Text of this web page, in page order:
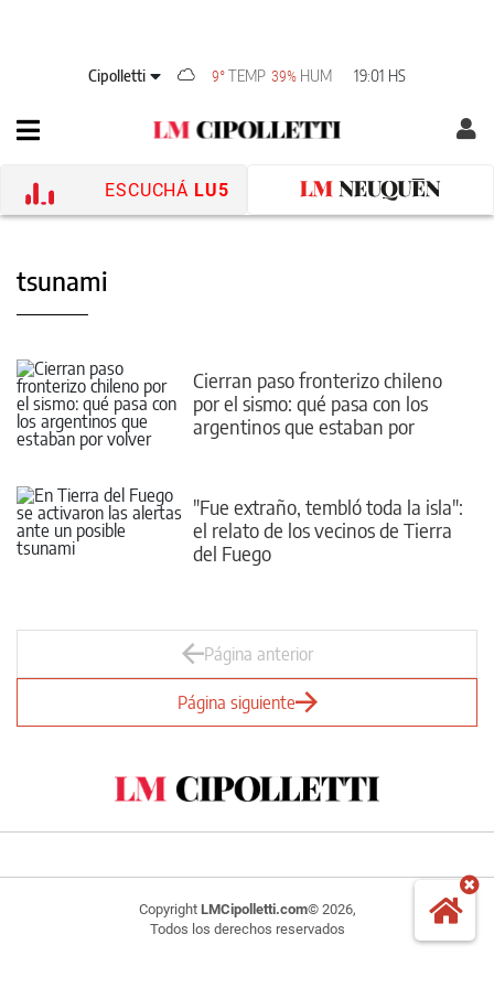
Cipolletti 9°TEMP 39% HUM 19:01 HS
ESCUCHÁ LU5
tsunami
Cierran paso fronterizo chileno
por el sismo: qué pasa con los
argentinos que estaban por
"Fue extraño, tembló toda la isla":
el relato de los vecinos de Tierra
del Fuego
Página anterior
Página siguiente
Copyright LMCipolletti.com© 2026,
Todos los derechos reservados